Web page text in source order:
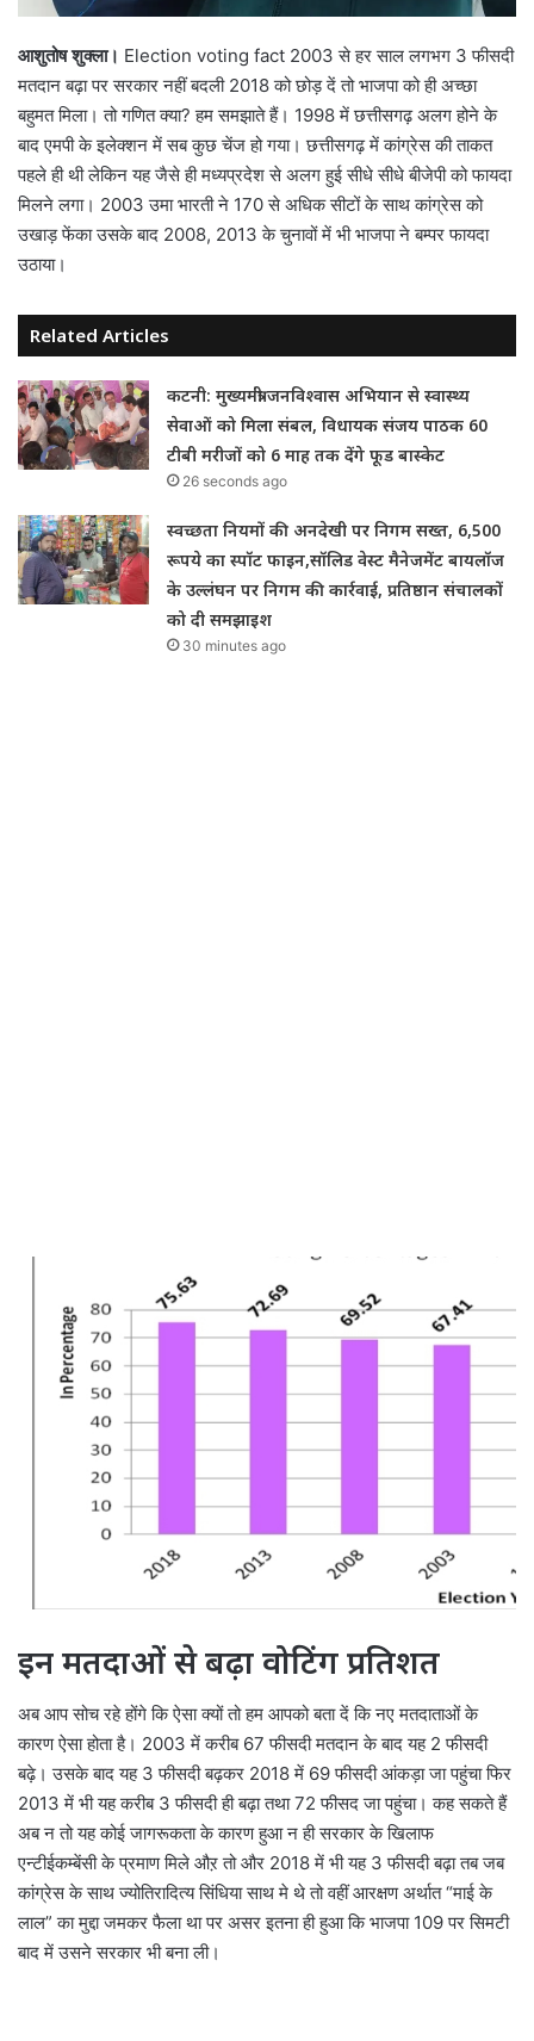
आशुतोष शुक्ला। Election voting fact 2003 से हर साल लगभग 3 फीसदी
मतदान बढ़ा पर सरकार नहीं बदली 2018 को छोड़ दें तो भाजपा को ही अच्छा
बहुमत मिला। तो गणित क्या? हम समझाते हैं। 1998 में छत्तीसगढ़ अलग होने के
बाद एमपी के इलेक्शन में सब कुछ चेंज हो गया। छत्तीसगढ़ में कांग्रेस की ताकत
पहले ही थी लेकिन यह जैसे ही मध्यप्रदेश से अलग हुई सीधे सीधे बीजेपी को फायदा
मिलने लगा। 2003 उमा भारती ने 170 से अधिक सीटों के साथ कांग्रेस को
उखाड़ फेंका उसके बाद 2008, 2013 के चुनावों में भी भाजपा ने बम्पर फायदा
उठाया।
Related Articles
कटनी: मुख्यमंत्री जनविश्वास अभियान से स्वास्थ्य
सेवाओं को मिला संबल, विधायक संजय पाठक 60
टीबी मरीजों को 6 माह तक देंगे फूड बास्केट
26 seconds ago
स्वच्छता नियमों की अनदेखी पर निगम सख्त, 6,500
रूपये का स्पॉट फाइन,सॉलिड वेस्ट मैनेजमेंट बायलॉज
के उल्लंघन पर निगम की कार्रवाई, प्रतिष्ठान संचालकों
को दी समझाइश
30 minutes ago
इन मतदाओं से बढ़ा वोटिंग प्रतिशत
अब आप सोच रहे होंगे कि ऐसा क्यों तो हम आपको बता दें कि नए मतदाताओं के
कारण ऐसा होता है। 2003 में करीब 67 फीसदी मतदान के बाद यह 2 फीसदी
बढ़े। उसके बाद यह 3 फीसदी बढ़कर 2018 में 69 फीसदी आंकड़ा जा पहुंचा फिर
2013 में भी यह करीब 3 फीसदी ही बढ़ा तथा 72 फीसद जा पहुंचा। कह सकते हैं
अब न तो यह कोई जागरूकता के कारण हुआ न ही सरकार के खिलाफ
एन्टीईकम्बेंसी के प्रमाण मिले औऱ तो और 2018 में भी यह 3 फीसदी बढ़ा तब जब
कांग्रेस के साथ ज्योतिरादित्य सिंधिया साथ मे थे तो वहीं आरक्षण अर्थात “माई के
लाल” का मुद्दा जमकर फैला था पर असर इतना ही हुआ कि भाजपा 109 पर सिमटी
बाद में उसने सरकार भी बना ली।